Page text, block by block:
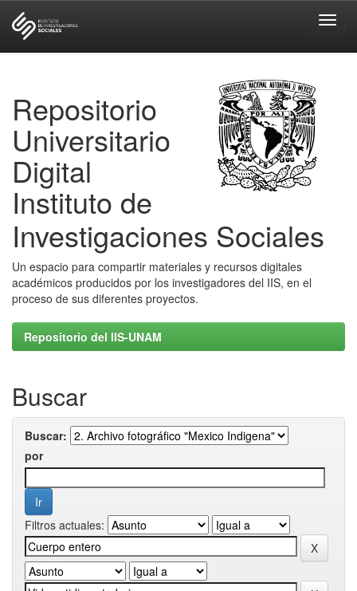
Repositorio
Universitario
Digital
Instituto de
Investigaciones Sociales
Un espacio para compartir materiales y recursos digitales
académicos producidos por los investigadores del IIS, en el
proceso de sus diferentes proyectos.
Repositorio del IIS-UNAM
Buscar
Buscar:
por
Filtros actuales: